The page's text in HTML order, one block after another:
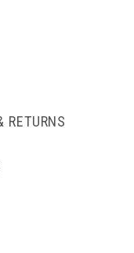
RETURNS